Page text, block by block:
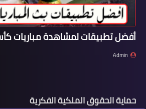
أفضل تطبيقات لمشاهدة مباريات
Admin
حماية الحقوق الملكية الفكرية